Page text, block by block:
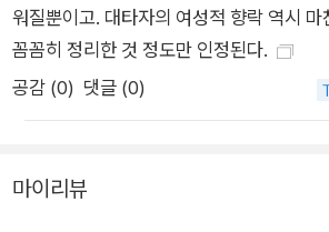
워질뿐이고. 대타자의 여성적 향락 역시
꼼꼼히 정리한 것 정도만 인정된다.
공감 (0) 댓글 (0)
마이리뷰